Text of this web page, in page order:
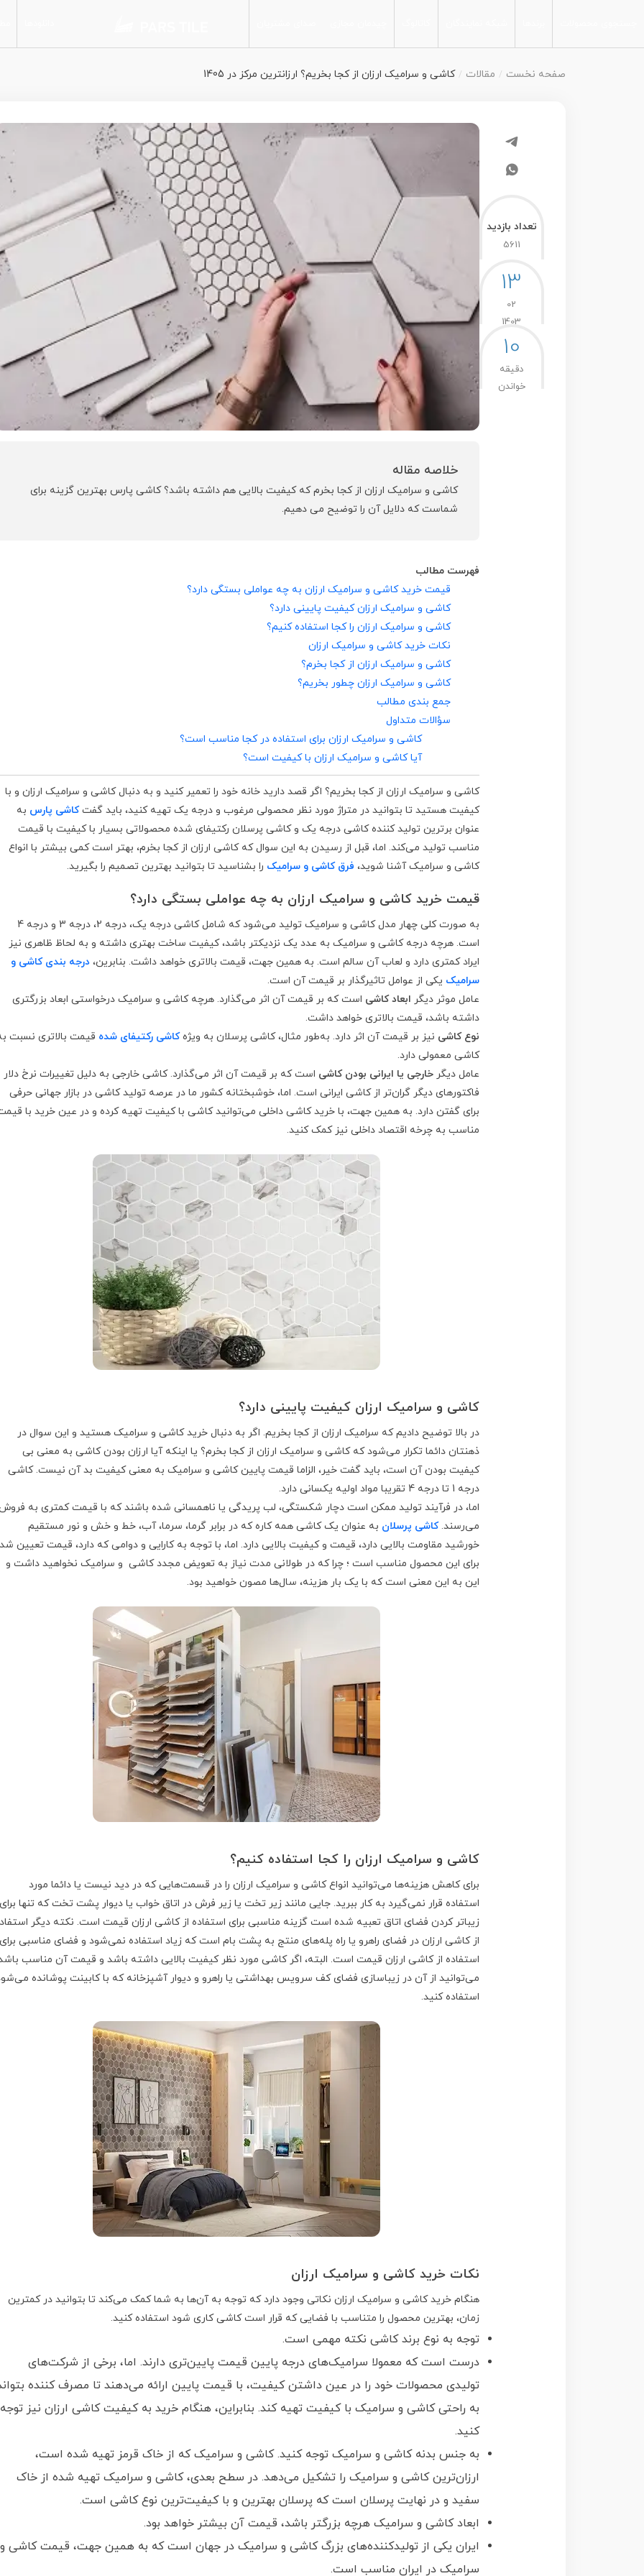
جدیدترین محصولات
جست‌ و جو پیشرفته
اتاق خواب
سمی پولیش
شوگر افکت
صفحه نخست مقالات کاشی و سرامیک ارزان از کجا بخریم؟ ارزانترین مرکز در 1405
تعداد بازدید
5611
13
02
1403
10
دقیقه
خواندن
خلاصه مقاله
کاشی و سرامیک ارزان از کجا بخرم که کیفیت بالایی هم داشته باشد؟ کاشی پارس بهترین گزینه برای
شماست که دلایل آن را توضیح می دهیم.
فهرست مطالب
قیمت خرید کاشی و سرامیک ارزان به چه عواملی بستگی دارد؟
کاشی و سرامیک ارزان کیفیت پایینی دارد؟
کاشی و سرامیک ارزان را کجا استفاده کنیم؟
نکات خرید کاشی و سرامیک ارزان
کاشی و سرامیک ارزان از کجا بخرم؟
کاشی و سرامیک ارزان چطور بخریم؟
جمع بندی مطالب
سؤالات متداول
کاشی و سرامیک ارزان برای استفاده در کجا مناسب است؟
آیا کاشی و سرامیک ارزان با کیفیت است؟
کاشی و سرامیک ارزان از کجا بخریم؟ اگر قصد دارید خانه خود را تعمیر کنید و به دنبال کاشی و سرامیک ارزان و با
کیفیت هستید تا بتوانید در متراژ مورد نظر محصولی مرغوب و درجه یک تهیه کنید، باید گفتکاشی پارس به
عنوان برترین تولید کننده کاشی درجه یک و کاشی پرسلان رکتیفای شده محصولاتی بسیار با کیفیت با قیمت
مناسب تولید می‌کند. اما، قبل از رسیدن به این سوال که کاشی ارزان از کجا بخرم، بهتر است کمی بیشتر با انواع
کاشی و سرامیک آشنا شوید، فرق کاشی و سرامیک را بشناسید تا بتوانید بهترین تصمیم را بگیرید.
قیمت خرید کاشی و سرامیک ارزان به چه عواملی بستگی دارد؟
به صورت کلی چهار مدل کاشی و سرامیک تولید می‌شود که شامل کاشی درجه یک، درجه 2، درجه 3 و درجه 4
است. هرچه درجه کاشی و سرامیک به عدد یک نزدیکتر باشد، کیفیت ساخت بهتری داشته و به لحاظ ظاهری نیز
ایراد کمتری دارد و لعاب آن سالم است. به همین جهت، قیمت بالاتری خواهد داشت. بنابرین،درجه بندی کاشی و
سرامیک یکی از عوامل تاثیرگذار بر قیمت آن است.
عامل موثر دیگر ابعاد کاشی است که بر قیمت آن اثر می‌گذارد. هرچه کاشی و سرامیک درخواستی ابعاد بزرگتری
داشته باشد، قیمت بالاتری خواهد داشت.
نوع کاشی نیز بر قیمت آن اثر دارد. به‌طور مثال، کاشی پرسلان به ویژهکاشی رکتیفای شده قیمت بالاتری نسبت
کاشی معمولی دارد.
عامل دیگرخارجی یا ایرانی بودن کاشی است که بر قیمت آن اثر می‌گذارد. کاشی خارجی به دلیل تغییرات نرخ دلار
فاکتورهای دیگر گران‌تر از کاشی ایرانی است. اما، خوشبختانه کشور ما در عرصه تولید کاشی در بازار جهانی حرفی
برای گفتن دارد. به همین جهت، با خرید کاشی داخلی می‌توانید کاشی با کیفیت تهیه کرده و در عین خرید با
مناسب به چرخه اقتصاد داخلی نیز کمک کنید.
کاشی و سرامیک ارزان کیفیت پایینی دارد؟
در بالا توضیح دادیم که سرامیک ارزان از کجا بخریم. اگر به دنبال خرید کاشی و سرامیک هستید و این سوال در
ذهنتان دائما تکرار می‌شود که کاشی و سرامیک ارزان از کجا بخرم؟ یا اینکه آیا ارزان بودن کاشی به معنی بی
کیفیت بودن آن است، باید گفت خیر، الزاما قیمت پایین کاشی و سرامیک به معنی کیفیت بد آن نیست. کاشی
درجه 1 تا درجه 4 تقریبا مواد اولیه یکسانی دارد.
اما، در فرآیند تولید ممکن است دچار شکستگی، لب پریدگی یا ناهمسانی شده باشند که با قیمت کمتری به
می‌رسند.کاشی پرسلان به عنوان یک کاشی همه کاره که در برابر گرما، سرما، آب، خط و خش و نور مستقیم
خورشید مقاومت بالایی دارد، قیمت و کیفیت بالایی دارد. اما، با توجه به کارایی و دوامی که دارد، قیمت تعیین
برای این محصول مناسب است ؛ چرا که در طولانی مدت نیاز به تعویض مجدد کاشی و سرامیک نخواهید داشت و
این به این معنی است که با یک بار هزینه، سال‌ها مصون خواهید بود.
کاشی و سرامیک ارزان را کجا استفاده کنیم؟
برای کاهش هزینه‌ها می‌توانید انواع کاشی و سرامیک ارزان را در قسمت‌هایی که در دید نیست یا دائما مورد
استفاده قرار نمی‌گیرد به کار ببرید. جایی مانند زیر تخت یا زیر فرش در اتاق خواب یا دیوار پشت تخت که تنها
زیباتر کردن فضای اتاق تعبیه شده است گزینه مناسبی برای استفاده از کاشی ارزان قیمت است. نکته دیگر
از کاشی ارزان در فضای راهرو یا راه پله‌های منتج به پشت بام است که زیاد استفاده نمی‌شود و فضای مناسبی
استفاده از کاشی ارزان قیمت است. البته، اگر کاشی مورد نظر کیفیت بالایی داشته باشد و قیمت آن مناسب
می‌توانید از آن در زیباسازی فضای کف سرویس بهداشتی یا راهرو و دیوار آشپزخانه که با کابینت پوشانده
استفاده کنید.
نکات خرید کاشی و سرامیک ارزان
هنگام خرید کاشی و سرامیک ارزان نکاتی وجود دارد که توجه به آن‌ها به شما کمک می‌کند تا بتوانید در کمترین
زمان، بهترین محصول را متناسب با فضایی که قرار است کاشی کاری شود استفاده کنید.
توجه به نوع برند کاشی نکته مهمی است.
درست است که معمولا سرامیک‌های درجه پایین قیمت پایین‌تری دارند. اما، برخی از شرکت‌های
تولیدی محصولات خود را در عین داشتن کیفیت، با قیمت پایین ارائه می‌دهند تا مصرف کننده
به راحتی کاشی و سرامیک با کیفیت تهیه کند. بنابراین، هنگام خرید به کیفیت کاشی ارزان نیز توجه
کنید.
به جنس بدنه کاشی و سرامیک توجه کنید. کاشی و سرامیک که از خاک قرمز تهیه شده است،
ارزان‌ترین کاشی و سرامیک را تشکیل می‌دهد. در سطح بعدی، کاشی و سرامیک تهیه شده از خاک
سفید و در نهایت پرسلان است که پرسلان بهترین و با کیفیت‌ترین نوع کاشی است.
ابعاد کاشی و سرامیک هرچه بزرگتر باشد، قیمت آن بیشتر خواهد بود.
ایران یکی از تولیدکننده‌های بزرگ کاشی و سرامیک در جهان است که به همین جهت، قیمت کاشی و
سرامیک در ایران مناسب است.